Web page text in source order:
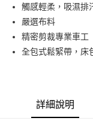
上海商業儲蓄銀行
國泰世華商業銀行
臺灣中小企業銀行
匯豐（台灣）商業銀行
聯邦商業銀行
台灣樂天信用卡公司
LINE Pay
Apple Pay
悠遊付
大哥付你分期
觸感輕柔，吸濕排
嚴選布料
精密剪裁專業車工
全包式鬆緊帶，床
詳細說明